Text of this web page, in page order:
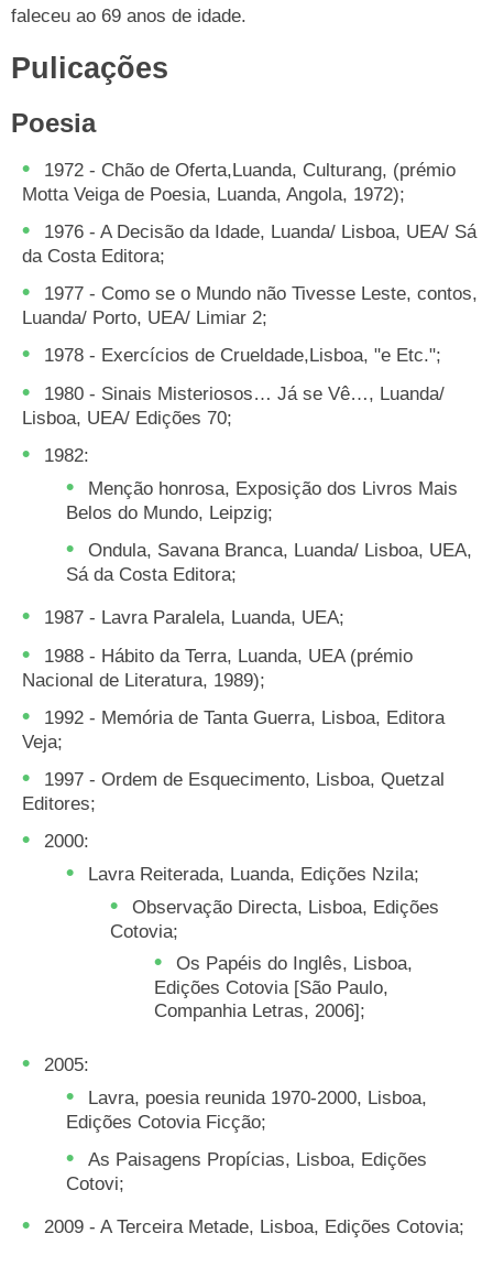
faleceu ao 69 anos de idade.
Pulicações
Poesia
1972 - Chão de Oferta,Luanda, Culturang, (prémio
Motta Veiga de Poesia, Luanda, Angola, 1972);
1976 - A Decisão da Idade, Luanda/ Lisboa, UEA/ Sá
da Costa Editora;
1977 - Como se o Mundo não Tivesse Leste, contos,
Luanda/ Porto, UEA/ Limiar 2;
1978 - Exercícios de Crueldade,Lisboa, "e Etc.";
1980 - Sinais Misteriosos… Já se Vê…, Luanda/
Lisboa, UEA/ Edições 70;
1982:
Menção honrosa, Exposição dos Livros Mais
Belos do Mundo, Leipzig;
Ondula, Savana Branca, Luanda/ Lisboa, UEA,
Sá da Costa Editora;
1987 - Lavra Paralela, Luanda, UEA;
1988 - Hábito da Terra, Luanda, UEA (prémio
Nacional de Literatura, 1989);
1992 - Memória de Tanta Guerra, Lisboa, Editora
Veja;
1997 - Ordem de Esquecimento, Lisboa, Quetzal
Editores;
2000:
Lavra Reiterada, Luanda, Edições Nzila;
Observação Directa, Lisboa, Edições
Cotovia;
Os Papéis do Inglês, Lisboa,
Edições Cotovia [São Paulo,
Companhia Letras, 2006];
2005:
Lavra, poesia reunida 1970-2000, Lisboa,
Edições Cotovia Ficção;
As Paisagens Propícias, Lisboa, Edições
Cotovi;
2009 - A Terceira Metade, Lisboa, Edições Cotovia;